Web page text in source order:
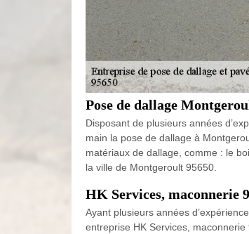
Pose de dallage
Disposant de plusieurs années
main la pose de dallage à
matériaux de dallage, comme : le
la ville de Montgeroult 95650.
HK Services, maconnerie
Ayant plusieurs années
entreprise HK Services,